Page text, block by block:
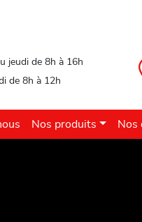
jeudi de 8h à 16h
de 8h à 12h
Nos produits Nos